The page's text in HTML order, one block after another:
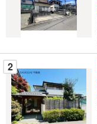
件
を
マ
イ
ペ
ー
2